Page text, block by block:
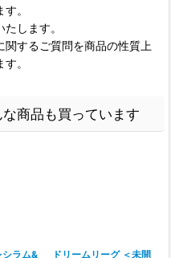
。
します。
するご質問を商品の性質上
。
商品も買っています
シラム&
ドリームリーグ ＜未開